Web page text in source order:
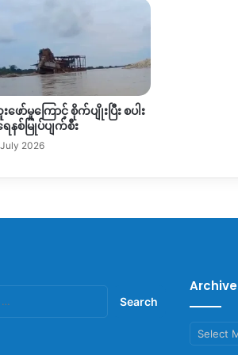
ော်မှုကြောင့် စိုက်ပျိုးပြီး စပါး
နစ်မြုပ်ပျက်စီး
2026
for:
Archives